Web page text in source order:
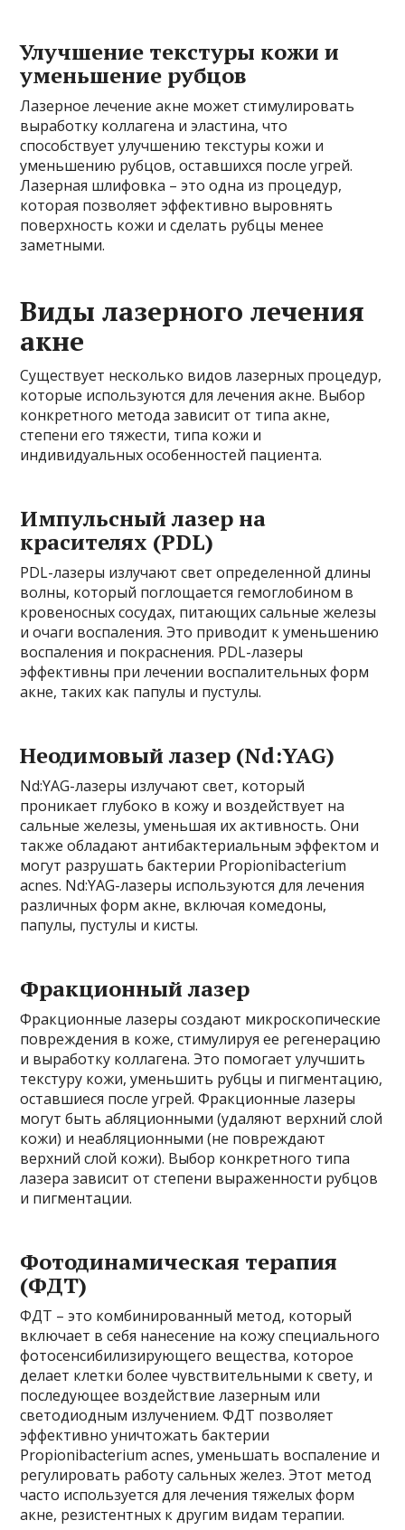
Улучшение текстуры кожи и
уменьшение рубцов
Лазерное лечение акне может стимулировать
выработку коллагена и эластина, что
способствует улучшению текстуры кожи и
уменьшению рубцов, оставшихся после угрей.
Лазерная шлифовка – это одна из процедур,
которая позволяет эффективно выровнять
поверхность кожи и сделать рубцы менее
заметными.
Виды лазерного лечения
акне
Существует несколько видов лазерных процедур,
которые используются для лечения акне. Выбор
конкретного метода зависит от типа акне,
степени его тяжести, типа кожи и
индивидуальных особенностей пациента.
Импульсный лазер на
красителях (PDL)
PDL-лазеры излучают свет определенной длины
волны, который поглощается гемоглобином в
кровеносных сосудах, питающих сальные железы
и очаги воспаления. Это приводит к уменьшению
воспаления и покраснения. PDL-лазеры
эффективны при лечении воспалительных форм
акне, таких как папулы и пустулы.
Неодимовый лазер (Nd:YAG)
Nd:YAG-лазеры излучают свет, который
проникает глубоко в кожу и воздействует на
сальные железы, уменьшая их активность. Они
также обладают антибактериальным эффектом и
могут разрушать бактерии Propionibacterium
acnes. Nd:YAG-лазеры используются для лечения
различных форм акне, включая комедоны,
папулы, пустулы и кисты.
Фракционный лазер
Фракционные лазеры создают микроскопические
повреждения в коже, стимулируя ее регенерацию
и выработку коллагена. Это помогает улучшить
текстуру кожи, уменьшить рубцы и пигментацию,
оставшиеся после угрей. Фракционные лазеры
могут быть абляционными (удаляют верхний слой
кожи) и неабляционными (не повреждают
верхний слой кожи). Выбор конкретного типа
лазера зависит от степени выраженности рубцов
и пигментации.
Фотодинамическая терапия
(ФДТ)
ФДТ – это комбинированный метод, который
включает в себя нанесение на кожу специального
фотосенсибилизирующего вещества, которое
делает клетки более чувствительными к свету, и
последующее воздействие лазерным или
светодиодным излучением. ФДТ позволяет
эффективно уничтожать бактерии
Propionibacterium acnes, уменьшать воспаление и
регулировать работу сальных желез. Этот метод
часто используется для лечения тяжелых форм
акне, резистентных к другим видам терапии.